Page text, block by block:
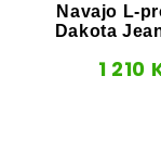
Navajo L-
Dakota
1 210